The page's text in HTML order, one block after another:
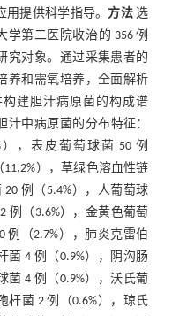
用提供科学指导。方法 选
学第二医院收治的 356 例
究对象。通过采集患者的
养和需氧培养，全面解析
建胆汁病原菌的构成谱
汁中病原菌的分布特征：
，表皮葡萄球菌 50 例
11.2%），草绿色溶血性链
例（5.4%），人葡萄球
例（3.6%），金黄色葡萄
例（2.7%），肺炎克雷伯
菌 4 例（0.9%），阴沟肠
菌 4 例（0.9%），沃氏葡
杆菌 2 例（0.6%），琼氏